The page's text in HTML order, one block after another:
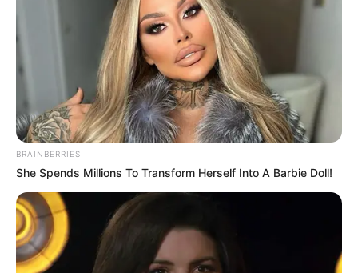
El Tolima va por la
clasificación a los
Cuadrangulares este
jueves a Santa Marta
SANTA MARTA
Adiós a la primera: Unión
caer 1-0 ante Once Caldas
SUPERINTENDENCIA DE
INDUSTRIA Y COMERCIO
BRAINBERRIES
She Spends Millions To Transform Herself Into A Barbie Doll!